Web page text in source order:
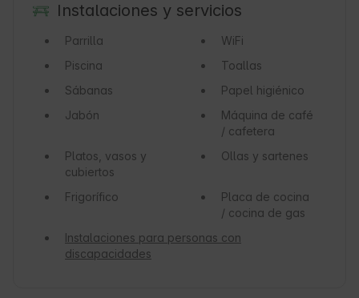
Instalaciones y servicios
Parrilla
WiFi
Piscina
Toallas
Sábanas
Papel higiénico
Jabón
Máquina de café
/ cafetera
Platos, vasos y
cubiertos
Ollas y sartenes
Frigorífico
Placa de cocina
/ cocina de gas
Instalaciones para personas con
discapacidades